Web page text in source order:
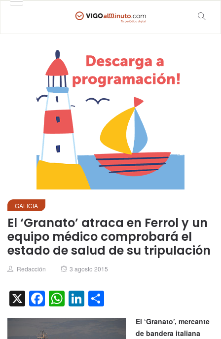
GALICIA
El ‘Granato’ atraca en Ferrol y un
equipo médico comprobará el
estado de salud de su tripulación
Author
Redacción
Posted
3 agosto 2015
X Facebook
WhatsApp
LinkedIn
El ‘Granato’, mercante
de bandera italiana